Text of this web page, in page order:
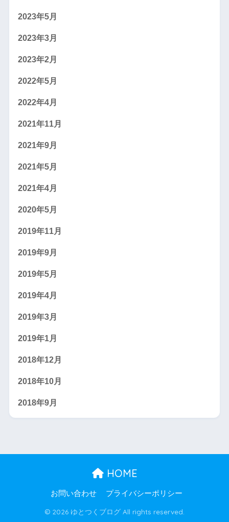
2023年5月
2023年3月
2023年2月
2022年5月
2022年4月
2021年11月
2021年9月
2021年5月
2021年4月
2020年5月
2019年11月
2019年9月
2019年5月
2019年4月
2019年3月
2019年1月
2018年12月
2018年10月
2018年9月
HOME
お問い合わせ プライバシーポリシー
© 2026 ゆとつくブログ All rights reserved.